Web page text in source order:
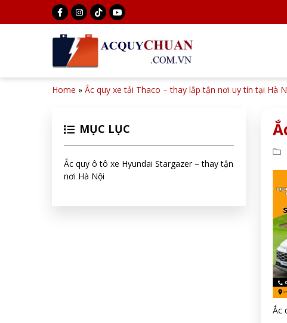
Home » Ắc quy xe tải Thaco – thay lắp tận nơi uy tín tại Hà
MỤC LỤC
Ắc quy ô tô xe Hyundai Stargazer – thay tận
nơi Hà Nội
Ắc